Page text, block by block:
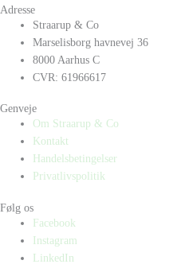
Adresse
Straarup & Co
Marselisborg havnevej 36
8000 Aarhus C
CVR: 61966617
Genveje
Om Straarup & Co
Kontakt
Handelsbetingelser
Privatlivspolitik
Følg os
Facebook
Instagram
LinkedIn